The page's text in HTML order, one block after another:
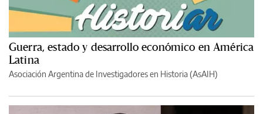
Guerra, estado y desarrollo económico en América
Latina
Asociación Argentina de Investigadores en Historia (AsAIH)